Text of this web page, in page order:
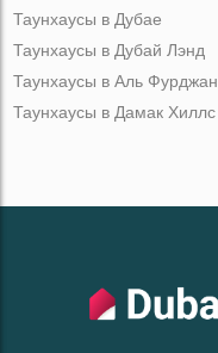
Таунхаусы в Дубае
Таунхаусы в Дубай Лэнд
Таунхаусы в Аль Фурджан
Таунхаусы в Дамак Хиллс